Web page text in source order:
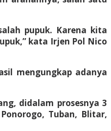
pupuk. Karena kita
kata Irjen Pol Nico
mengungkap adanya
didalam prosesnya 3
Tuban, Blitar,